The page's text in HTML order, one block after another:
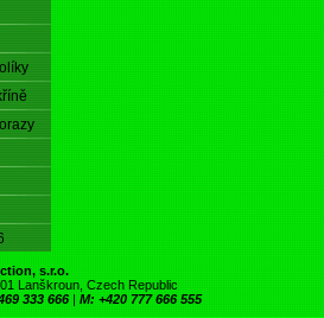
s.r.o.
Lanškroun, Czech Republic
333 666 | M: +420 777 666 555